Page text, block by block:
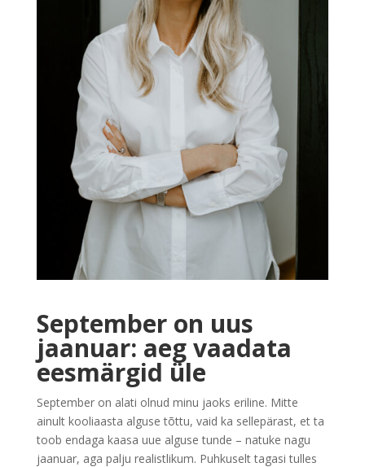
September on uus
jaanuar: aeg vaadata
eesmärgid üle
September on alati olnud minu jaoks eriline. Mitte
ainult kooliaasta alguse tõttu, vaid ka sellepärast, et ta
toob endaga kaasa uue alguse tunde – natuke nagu
jaanuar, aga palju realistlikum. Puhkuselt tagasi tulles